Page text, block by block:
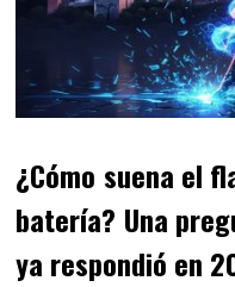
¿Cómo suena el
batería? Una
ya respondió en